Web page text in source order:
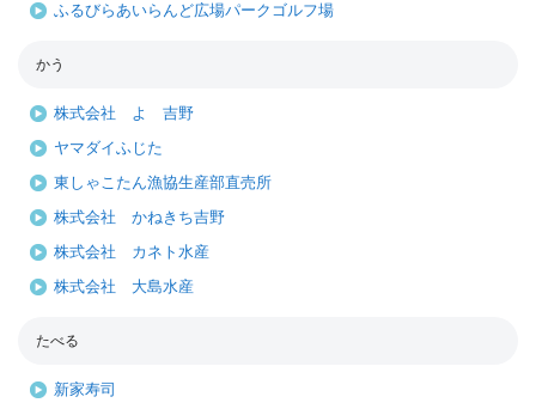
ふるびらあいらんど広場パークゴルフ場
かう
株式会社 よ 吉野
ヤマダイふじた
東しゃこたん漁協生産部直売所
株式会社 かねきち吉野
株式会社 カネト水産
株式会社 大島水産
たべる
新家寿司